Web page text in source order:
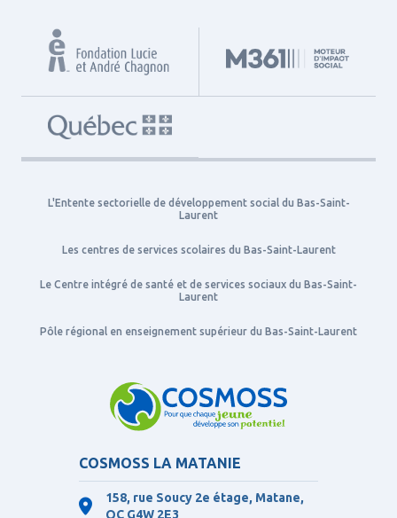
L'Entente sectorielle de développement social du Bas-Saint-
Laurent
Les centres de services scolaires du Bas-Saint-Laurent
Le Centre intégré de santé et de services sociaux du Bas-Saint-
Laurent
Pôle régional en enseignement supérieur du Bas-Saint-Laurent
COSMOSS LA MATANIE
158, rue Soucy 2e étage, Matane,
QC G4W 2E3